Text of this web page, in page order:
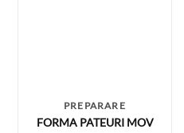
PREPARARE
FORMA PATEURI MOV